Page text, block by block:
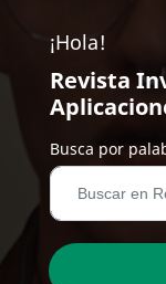
¡Hola!
Revista
Busca por